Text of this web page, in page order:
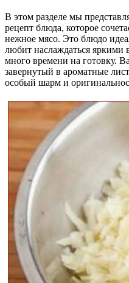
В этом разделе мы
рецепт блюда, которое
нежное мясо. Это блюдо
любит наслаждаться яркими
много времени на готовку.
завернутый в ароматные
особый шарм и